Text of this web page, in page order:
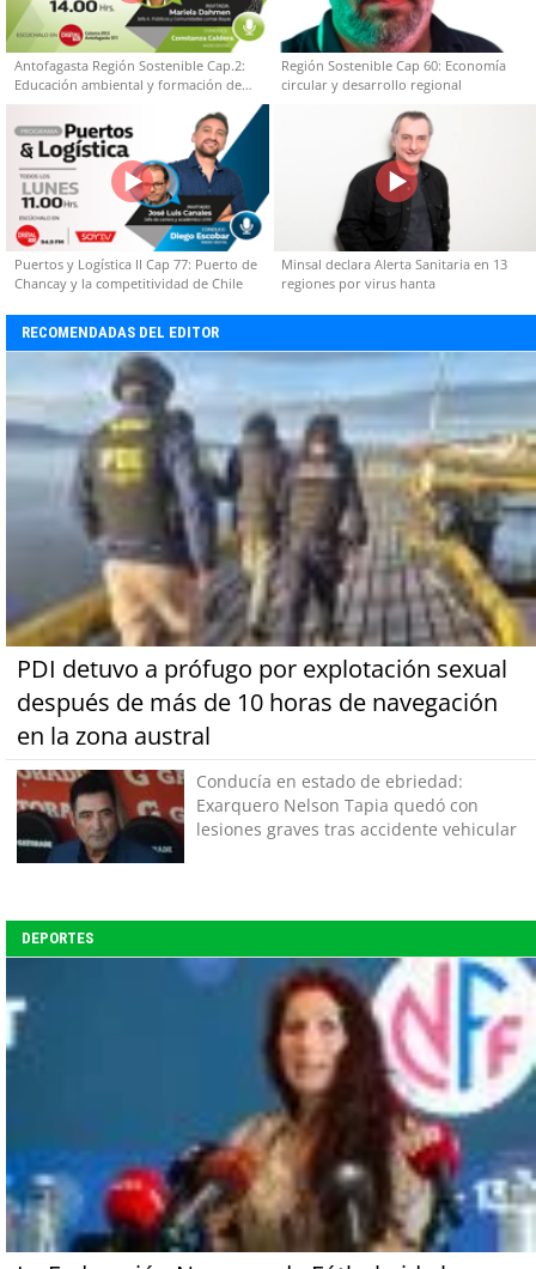
Antofagasta Región Sostenible Cap.2:
Educación ambiental y formación de
capacidades técnicas
Región Sostenible Cap 60: Economía
circular y desarrollo regional
Puertos y Logística II Cap 77: Puerto de
Chancay y la competitividad de Chile
Minsal declara Alerta Sanitaria en 13
regiones por virus hanta
RECOMENDADAS DEL EDITOR
PDI detuvo a prófugo por explotación sexual
después de más de 10 horas de navegación
en la zona austral
Conducía en estado de ebriedad:
Exarquero Nelson Tapia quedó con
lesiones graves tras accidente vehicular
DEPORTES